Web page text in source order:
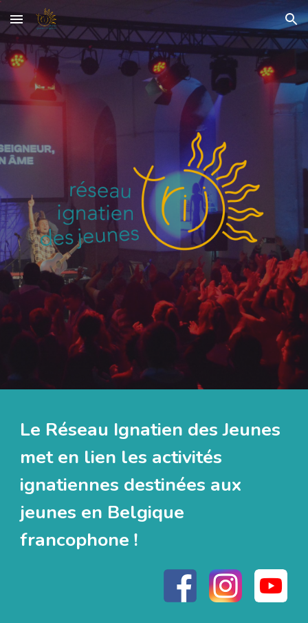
Skip to main content Skip to navigation
Le Réseau Ignatien des Jeunes
met en lien les activités
ignatiennes destinées aux
jeunes en Belgique
francophone !